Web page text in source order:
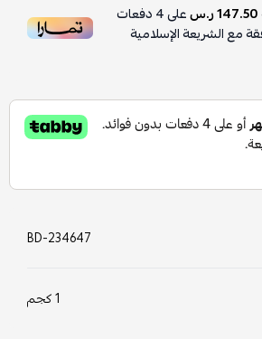
147.50 ر.س على4دفعات
مع الشريعة الإسلامية
BD-234647
1 كجم